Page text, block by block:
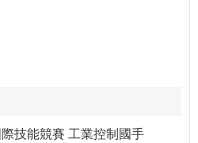
技能競賽 工業控制國手